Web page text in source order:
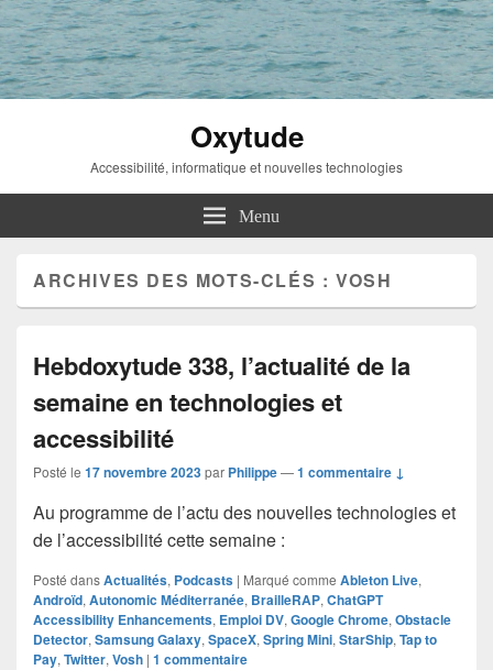
Oxytude
Accessibilité, informatique et nouvelles technologies
Menu
ARCHIVES DES MOTS-CLÉS :VOSH
Hebdoxytude 338, l’actualité de la
semaine en technologies et
accessibilité
Posté le 17 novembre 2023par Philippe—1 commentaire ↓
Au programme de l’actu des nouvelles technologies et
de l’accessibilité cette semaine :
Posté dansActualités, Podcasts | Marqué comme Ableton Live,
Androïd, Autonomic Méditerranée, BrailleRAP, ChatGPT
Accessibility Enhancements, Emploi DV, Google Chrome, Obstacle
Detector, Samsung Galaxy, SpaceX, Spring Mini, StarShip, Tap to
Pay, Twitter, Vosh | 1 commentaire